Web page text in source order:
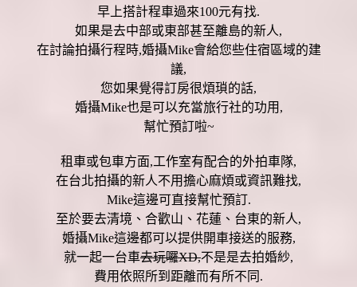
早上搭計程車過來100元有找.
如果是去中部或東部甚至離島的新人,
在討論拍攝行程時,婚攝Mike會給您些住宿區域的建
議,
您如果覺得訂房很煩瑣的話,
婚攝Mike也是可以充當旅行社的功用,
幫忙預訂啦~
租車或包車方面,工作室有配合的外拍車隊,
在台北拍攝的新人不用擔心麻煩或資訊難找,
Mike這邊可直接幫忙預訂.
至於要去清境、合歡山、花蓮、台東的新人,
婚攝Mike這邊都可以提供開車接送的服務,
就一起一台車去玩囉XD,不是是去拍婚紗,
費用依照所到距離而有所不同.